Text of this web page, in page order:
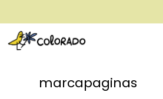
envío gratis a partir de 28€
marcapaginas